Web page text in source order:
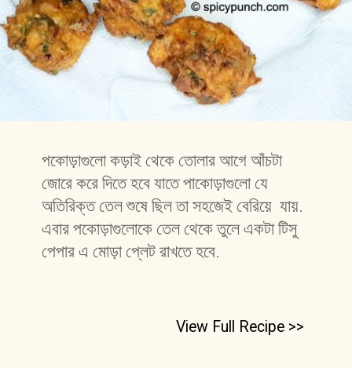
পকোড়াগুলো কড়াই থেকে তোলার আগে আঁচটা
জোরে করে দিতে হবে যাতে পাকোড়াগুলো যে
অতিরিক্ত তেল শুষে ছিল তা সহজেই বেরিয়ে  যায়.
এবার পকোড়াগুলোকে তেল থেকে তুলে একটা টিসু
পেপার এ মোড়া প্লেট রাখতে হবে.
View Full Recipe >>